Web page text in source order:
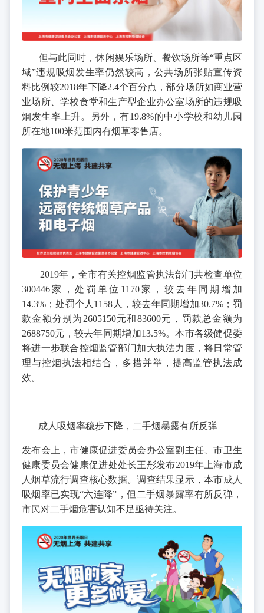
但与此同时，休闲娱乐场所、餐饮场所等“重点区
域”违规吸烟发生率仍然较高，公共场所张贴宣传资
料比例较2018年下降2.4个百分点，部分场所如商业营
业场所、学校食堂和生产型企业办公室场所的违规吸
烟发生率上升。另外，有19.8%的中小学校和幼儿园
所在地100米范围内有烟草零售店。
2019年，全市有关控烟监管执法部门共检查单位
300446家，处罚单位1170家，较去年同期增加
14.3%；处罚个人1158人，较去年同期增加30.7%；罚
款金额分别为2605150元和83600元，罚款总金额为
2688750元，较去年同期增加13.5%。本市各级健促委
将进一步联合控烟监管部门加大执法力度，将日常管
理与控烟执法相结合，多措并举，提高监管执法成
效。
成人吸烟率稳步下降，二手烟暴露有所反弹
发布会上，市健康促进委员会办公室副主任、市卫生
健康委员会健康促进处处长王彤发布2019年上海市成
人烟草流行调查核心数据。调查结果显示，本市成人
吸烟率已实现“六连降”，但二手烟暴露率有所反弹，
市民对二手烟危害认知不足亟待关注。